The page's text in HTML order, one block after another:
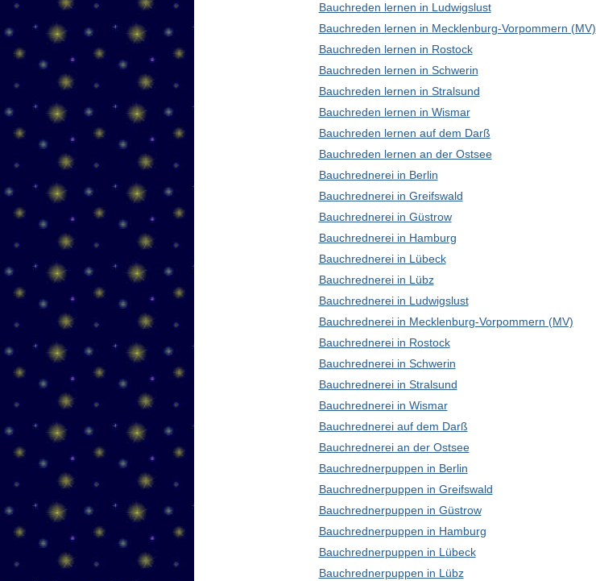
Bauchreden lernen in Ludwigslust
Bauchreden lernen in Mecklenburg-Vorpommern (MV)
Bauchreden lernen in Rostock
Bauchreden lernen in Schwerin
Bauchreden lernen in Stralsund
Bauchreden lernen in Wismar
Bauchreden lernen auf dem Darß
Bauchreden lernen an der Ostsee
Bauchrednerei in Berlin
Bauchrednerei in Greifswald
Bauchrednerei in Güstrow
Bauchrednerei in Hamburg
Bauchrednerei in Lübeck
Bauchrednerei in Lübz
Bauchrednerei in Ludwigslust
Bauchrednerei in Mecklenburg-Vorpommern (MV)
Bauchrednerei in Rostock
Bauchrednerei in Schwerin
Bauchrednerei in Stralsund
Bauchrednerei in Wismar
Bauchrednerei auf dem Darß
Bauchrednerei an der Ostsee
Bauchrednerpuppen in Berlin
Bauchrednerpuppen in Greifswald
Bauchrednerpuppen in Güstrow
Bauchrednerpuppen in Hamburg
Bauchrednerpuppen in Lübeck
Bauchrednerpuppen in Lübz